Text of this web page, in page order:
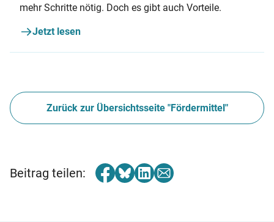
mehr Schritte nötig. Doch es gibt auch Vorteile.
Jetzt lesen
Zurück zur Übersichtsseite "Fördermittel"
Beitrag teilen: